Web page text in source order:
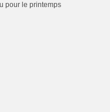
pour le printemps